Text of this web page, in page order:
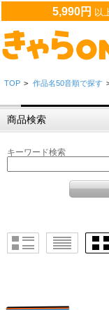
5,990円 以
TOP > 作品名50音順で探す
商品検索
キーワード検索